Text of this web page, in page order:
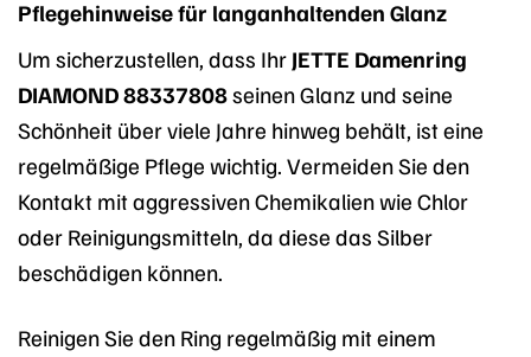
Pflegehinweise für langanhaltenden Glanz
Um sicherzustellen, dass Ihr JETTE Damenring
DIAMOND 88337808seinen Glanz und seine
Schönheit über viele Jahre hinweg behält, ist eine
regelmäßige Pflege wichtig. Vermeiden Sie den
Kontakt mit aggressiven Chemikalien wie Chlor
oder Reinigungsmitteln, da diese das Silber
beschädigen können.
Reinigen Sie den Ring regelmäßig mit einem